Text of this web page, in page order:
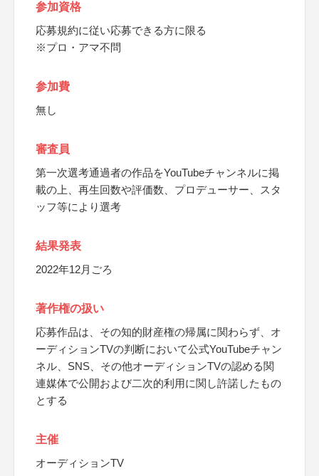
参加資格
応募規約に従い応募できる方に限る
※プロ・アマ不問
参加費
無し
審査員
第一次選考通過者の作品をYouTubeチャンネルに掲
載の上、再生回数や評価数、プロデューサー、スタ
ッフ等により選考
結果発表
2022年12月ごろ
著作権の扱い
応募作品は、その知的財産権の帰属に関わらず、オ
ーディションTVの判断において公式YouTubeチャン
ネル、SNS、その他オーディションTVの認める関
連媒体で公開および二次的利用に関し許諾したもの
とする
主催
オーディションTV